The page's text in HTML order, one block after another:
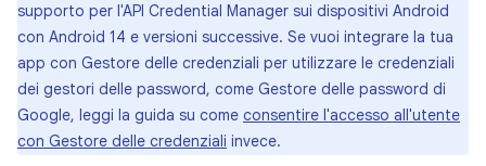
supporto per l'API Credential Manager sui dispositivi Android
con Android 14 e versioni successive. Se vuoi integrare la tua
app con Gestore delle credenziali per utilizzare le credenziali
dei gestori delle password, come Gestore delle password di
Google, leggi la guida su come consentire l'accesso all'utente
con Gestore delle credenziali invece.